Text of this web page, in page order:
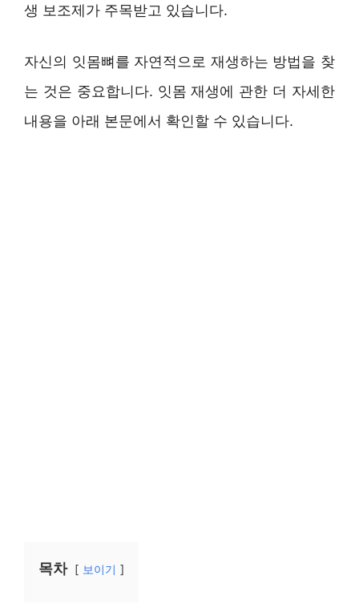
생 보조제가 주목받고 있습니다.
자신의 잇몸뼈를 자연적으로 재생하는 방법을 찾
는 것은 중요합니다. 잇몸 재생에 관한 더 자세한
내용을 아래 본문에서 확인할 수 있습니다.
목차 보이기